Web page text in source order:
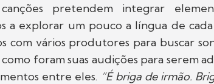
pretendem integrar
a explorar um pouco a língua de cada
com vários produtores para buscar
foram suas audições para serem
entre eles. “É briga de irmão.